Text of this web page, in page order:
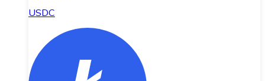
USDC